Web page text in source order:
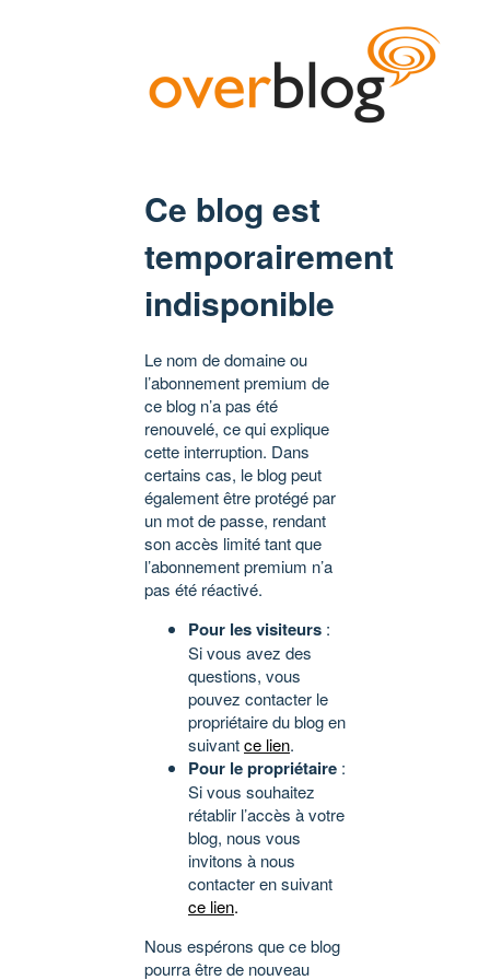
Ce blog est
temporairement
indisponible
Le nom de domaine ou
l’abonnement premium de
ce blog n’a pas été
renouvelé, ce qui explique
cette interruption. Dans
certains cas, le blog peut
également être protégé par
un mot de passe, rendant
son accès limité tant que
l’abonnement premium n’a
pas été réactivé.
Pour les visiteurs :
Si vous avez des
questions, vous
pouvez contacter le
propriétaire du blog en
suivantce lien.
Pour le propriétaire :
Si vous souhaitez
rétablir l’accès à votre
blog, nous vous
invitons à nous
contacter en suivant
ce lien.
Nous espérons que ce blog
pourra être de nouveau